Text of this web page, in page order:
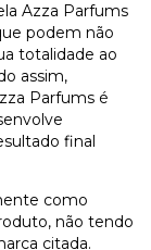
Azza Parfums
podem não
totalidade ao
assim,
Parfums é
final
como
não tendo
citada.